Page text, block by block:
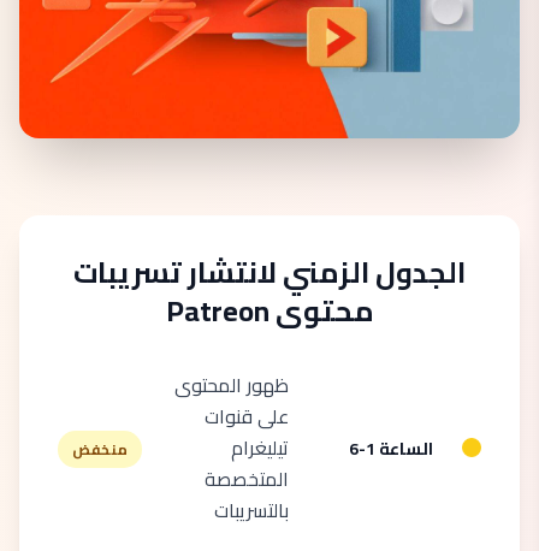
الجدول الزمني لانتشار تسريبات
محتوى Patreon
الساعة 1-6
ظهور المحتوى
على قنوات
تيليغرام
المتخصصة
بالتسريبات
منخفض